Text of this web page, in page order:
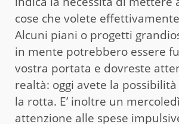
cose che volete
Alcuni piani o progetti
in mente potrebbero essere
vostra portata e dovreste
realtà: oggi avete la
la rotta. E’ inoltre un
attenzione alle spese